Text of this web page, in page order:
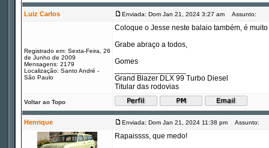
Luiz Carlos Enviada: Dom Jan 21, 2024 3:27 am Assunto:
Registrado em: Sexta-Feira, 26
de Junho de 2009
Mensagens: 2179
Localização: Santo André -
São Paulo
Coloque o Jesse neste balaio também, é
Grabe abraço a todos,
Gomes
Grand Blazer DLX 99 Turbo Diesel
Titular das rodovias
Voltar ao Topo
Henrique Enviada: Dom Jan 21, 2024 11:38 pm Assunto:
Rapaissss, que medo!